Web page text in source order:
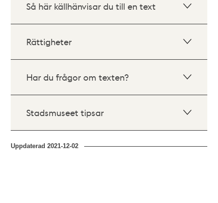
Så här källhänvisar du till en text
Rättigheter
Har du frågor om texten?
Stadsmuseet tipsar
Uppdaterad2021-12-02